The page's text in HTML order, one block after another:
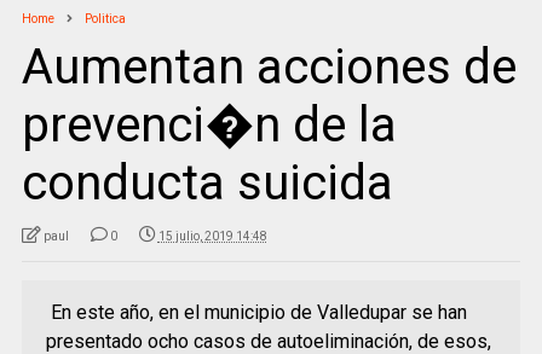
Home Politica
Aumentan acciones de
prevenci�n de la
conducta suicida
paul 0 15 julio, 2019 14:48
En este año, en el municipio de Valledupar se han
presentado ocho casos de autoeliminación, de esos,